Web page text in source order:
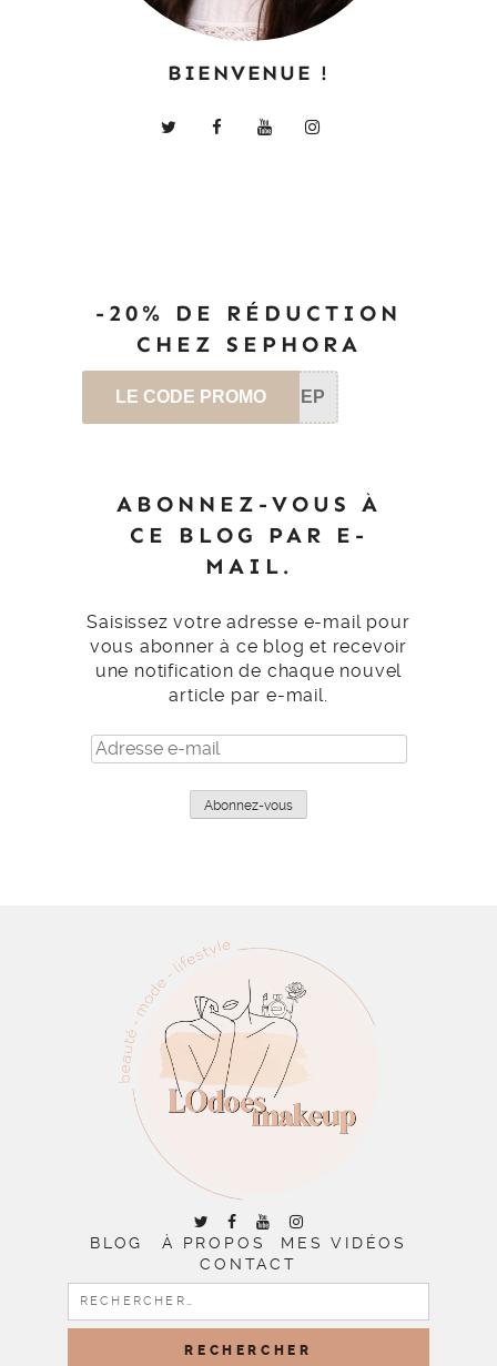
BIENVENUE !
-20% DE RÉDUCTION
CHEZ SEPHORA
LE CODE PROMO SEP
ABONNEZ-VOUS À
CE BLOG PAR E-
MAIL.
Saisissez votre adresse e-mail pour
vous abonner à ce blog et recevoir
une notification de chaque nouvel
article par e-mail.
Adresse
e-
Abonnez-vous
BLOG À PROPOS
MES VIDÉOS
CONTACT
RECHERCHER :